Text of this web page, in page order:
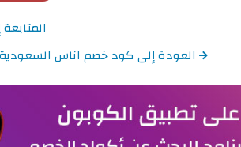
العودة إلى كود خصم اناس السعودية 2026 كوبونات وخصومات Ounass فعالة 100%